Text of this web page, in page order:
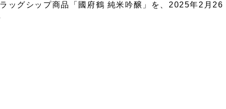
ッグシップ商品「國府鶴 純米吟醸」を、2025年2月26